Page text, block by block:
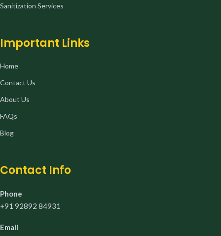
Sanitization Services
Important Links
Home
Contact Us
About Us
FAQs
Blog
Contact Info
Phone
+91 92892 84931
Email